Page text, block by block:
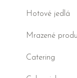
Hotové jedlá
Mrazené
Catering